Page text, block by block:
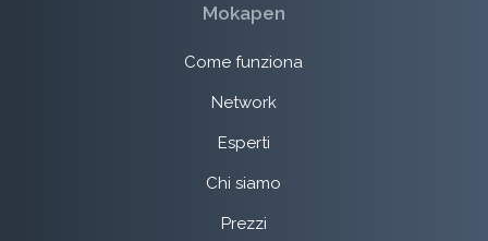
Mokapen
Come funziona
Network
Esperti
Chi siamo
Prezzi